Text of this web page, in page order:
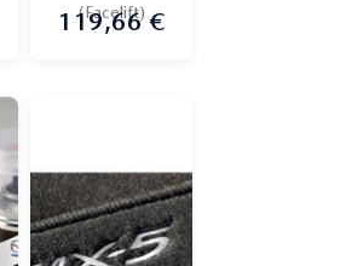
(Facelift)
Prix
119,66 €